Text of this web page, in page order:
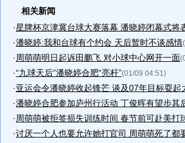
相关新闻
·星牌杯京津冀台球大赛落幕 潘晓婷闭幕式将
·潘晓婷:我和台球有个约会 天后暂时不谈感情
· 周萌萌明日起诉田鹏飞 对小球中心网开一面
·“九球天后”潘晓婷合肥“亮杆”(01/09 04:51)
·亚运会令潘晓婷收起锋芒 谈及07年目标耍起
·潘晓婷合肥参加庐州行活动 丁俊晖有望步其
· 周萌萌被拒签损失训练时间 春节前可赴美打
·讨厌一个人也要允许她打官司 周萌萌死了都